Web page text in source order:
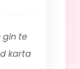
gin te
karta